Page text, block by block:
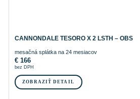
CANNONDALE TESORO X 2 LSTH – OBS
mesačná splátka na 24 mesiacov
€166
bez DPH
ZOBRAZIŤ DETAIL